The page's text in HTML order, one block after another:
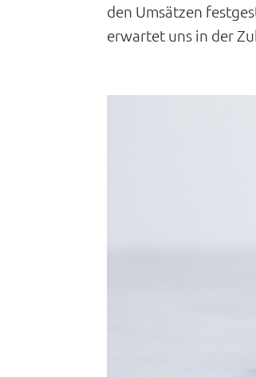
den Umsätzen
erwartet uns in der